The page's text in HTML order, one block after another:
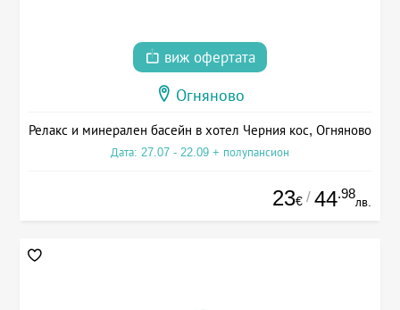
виж офертата
Огняново
Релакс и минерален басейн в хотел Черния кос, Огняново
Дата: 27.07 - 22.09 + полупансион
23€ / 44.98
лв.